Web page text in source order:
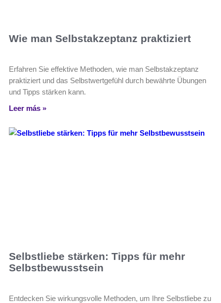
Wie man Selbstakzeptanz praktiziert
Erfahren Sie effektive Methoden, wie man Selbstakzeptanz
praktiziert und das Selbstwertgefühl durch bewährte Übungen
und Tipps stärken kann.
Leer más »
Selbstliebe stärken: Tipps für mehr
Selbstbewusstsein
Entdecken Sie wirkungsvolle Methoden, um Ihre Selbstliebe zu